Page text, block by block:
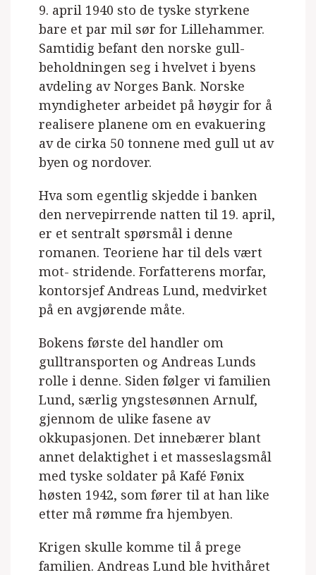
9. april 1940 sto de tyske styrkene
bare et par mil sør for Lillehammer.
Samtidig befant den norske gull-
beholdningen seg i hvelvet i byens
avdeling av Norges Bank. Norske
myndigheter arbeidet på høygir for å
realisere planene om en evakuering
av de cirka 50 tonnene med gull ut av
byen og nordover.
Hva som egentlig skjedde i banken
den nervepirrende natten til 19. april,
er et sentralt spørsmål i denne
romanen. Teoriene har til dels vært
mot- stridende. Forfatterens morfar,
kontorsjef Andreas Lund, medvirket
på en avgjørende måte.
Bokens første del handler om
gulltransporten og Andreas Lunds
rolle i denne. Siden følger vi familien
Lund, særlig yngstesønnen Arnulf,
gjennom de ulike fasene av
okkupasjonen. Det innebærer blant
annet delaktighet i et masseslagsmål
med tyske soldater på Kafé Fønix
høsten 1942, som fører til at han like
etter må rømme fra hjembyen.
Krigen skulle komme til å prege
familien. Andreas Lund ble hvithåret